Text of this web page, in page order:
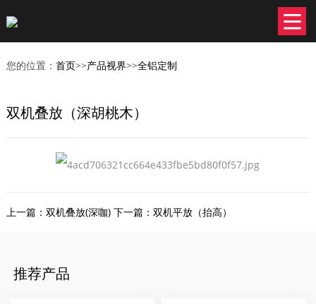
您的位置： 首页>>产品视界>>全铝定制
双机叠放（深胡桃木）
上一篇： 双机叠放(深咖) 下一篇： 双机平放（抬高）
推荐产品